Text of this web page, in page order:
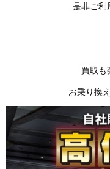
是非ご利
買取も
お乗り換